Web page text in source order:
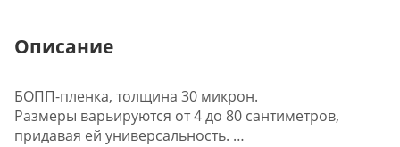
Описание
БОПП-пленка, толщина 30 микрон.
Размеры варьируются от 4 до 80 сантиметров,
придавая ей универсальность.